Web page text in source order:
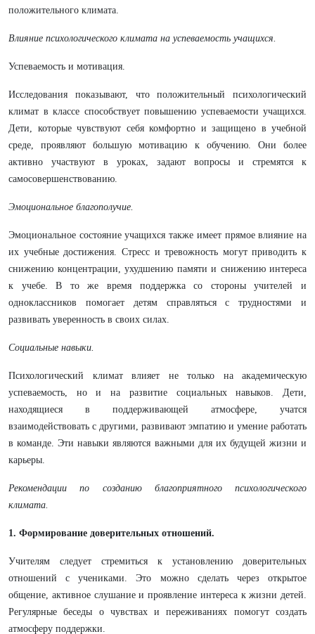
положительного климата.
Влияние психологического климата на успеваемость учащихся.
Успеваемость и мотивация.
Исследования показывают, что положительный психологический
климат в классе способствует повышению успеваемости учащихся.
Дети, которые чувствуют себя комфортно и защищено в учебной
среде, проявляют большую мотивацию к обучению. Они более
активно участвуют в уроках, задают вопросы и стремятся к
самосовершенствованию.
Эмоциональное благополучие.
Эмоциональное состояние учащихся также имеет прямое влияние на
их учебные достижения. Стресс и тревожность могут приводить к
снижению концентрации, ухудшению памяти и снижению интереса
к учебе. В то же время поддержка со стороны учителей и
одноклассников помогает детям справляться с трудностями и
развивать уверенность в своих силах.
Социальные навыки.
Психологический климат влияет не только на академическую
успеваемость, но и на развитие социальных навыков. Дети,
находящиеся в поддерживающей атмосфере, учатся
взаимодействовать с другими, развивают эмпатию и умение работать
в команде. Эти навыки являются важными для их будущей жизни и
карьеры.
Рекомендации по созданию благоприятного психологического
климата.
1. Формирование доверительных отношений.
Учителям следует стремиться к установлению доверительных
отношений с учениками. Это можно сделать через открытое
общение, активное слушание и проявление интереса к жизни детей.
Регулярные беседы о чувствах и переживаниях помогут создать
атмосферу поддержки.